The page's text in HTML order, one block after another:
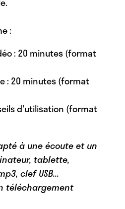
:
: 20 minutes (format
: 20 minutes (format
d'utilisation (format
à une écoute et un
tablette,
clef USB...
téléchargement